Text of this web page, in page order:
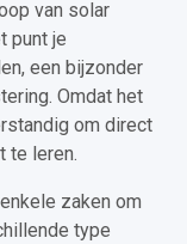
van solar
punt je
een bijzonder
Omdat het
om direct
te leren.
zaken om
type